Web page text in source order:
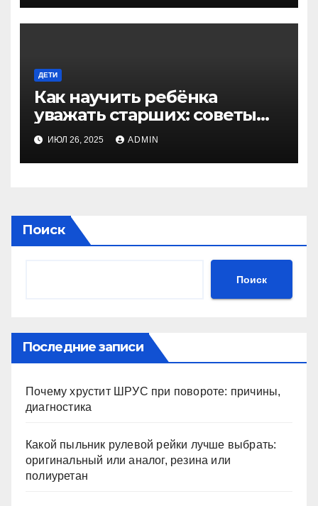
ДЕТИ
Как научить ребёнка
уважать старших: советы
для родителей
ИЮЛ 26, 2025 ADMIN
Поиск
Поиск
Последние записи
Почему хрустит ШРУС при повороте: причины,
диагностика
Какой пыльник рулевой рейки лучше выбрать:
оригинальный или аналог, резина или
полиуретан